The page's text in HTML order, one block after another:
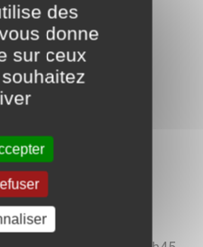
USSAI
:
des
donne
sur ceux